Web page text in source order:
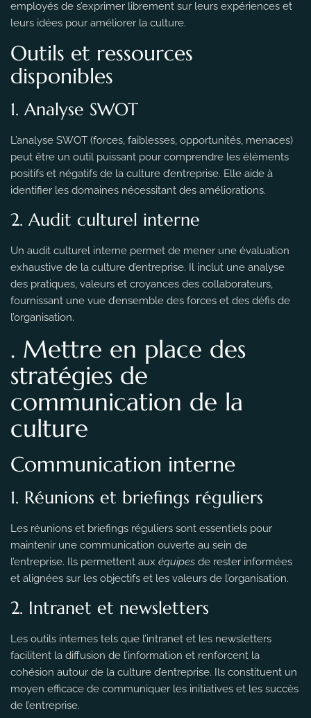
employés de s’exprimer librement sur leurs expériences et
leurs idées pour améliorer la culture.
Outils et ressources
disponibles
1. Analyse SWOT
L’analyse SWOT (forces, faiblesses, opportunités, menaces)
peut être un outil puissant pour comprendre les éléments
positifs et négatifs de la culture d’entreprise. Elle aide à
identifier les domaines nécessitant des améliorations.
2. Audit culturel interne
Un audit culturel interne permet de mener une évaluation
exhaustive de la culture d’entreprise. Il inclut une analyse
des pratiques, valeurs et croyances des collaborateurs,
fournissant une vue d’ensemble des forces et des défis de
l’organisation.
. Mettre en place des
stratégies de
communication de la
culture
Communication interne
1. Réunions et briefings réguliers
Les réunions et briefings réguliers sont essentiels pour
maintenir une communication ouverte au sein de
l’entreprise. Ils permettent aux équipes de rester informées
et alignées sur les objectifs et les valeurs de l’organisation.
2. Intranet et newsletters
Les outils internes tels que l’intranet et les newsletters
facilitent la diffusion de l’information et renforcent la
cohésion autour de la culture d’entreprise. Ils constituent un
moyen efficace de communiquer les initiatives et les succès
de l’entreprise.